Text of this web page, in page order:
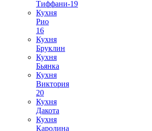
Тиффани-19
Кухня
Рио
16
Кухня
Бруклин
Кухня
Бьянка
Кухня
Виктория
20
Кухня
Дакота
Кухня
Каролина